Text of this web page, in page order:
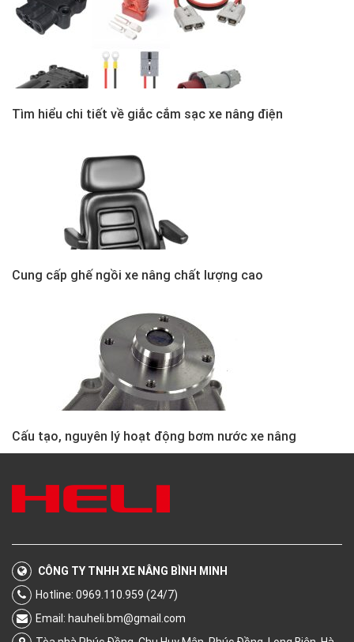
Tìm hiểu chi tiết về giắc cắm sạc xe nâng điện
Cung cấp ghế ngồi xe nâng chất lượng cao
Cấu tạo, nguyên lý hoạt động bơm nước xe nâng
CÔNG TY TNHH XE NÂNG BÌNH MINH
Hotline: 0969.110.959 (24/7)
Email: hauheli.bm@gmail.com